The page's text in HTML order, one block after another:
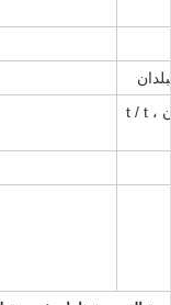
t / t ، ضمان التجارة (بابا) ، ويسترن يونيون ،